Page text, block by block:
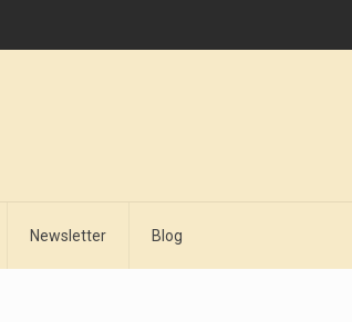
Newsletter Blog